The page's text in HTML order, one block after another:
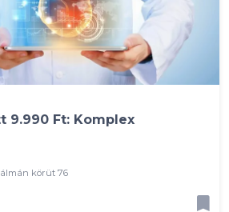
9.990 Ft: Komplex
körüt 76